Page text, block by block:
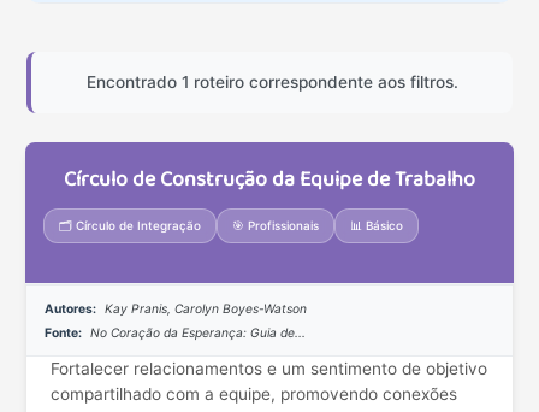
Encontrado 1 roteiro correspondente aos filtros.
Círculo de Construção da Equipe de Trabalho
🗂️ Círculo de Integração 🎯 Profissionais 📊 Básico
Autores:
Kay Pranis, Carolyn Boyes-Watson
Fonte:
No Coração da Esperança: Guia de...
Fortalecer relacionamentos e um sentimento de objetivo
compartilhado com a equipe, promovendo conexões